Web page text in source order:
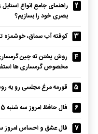
2
راهنمای جامع انواع
بصری خود را بسازیم؟
3
کوفته آب سماق، خوشمزه
4
روش پختن ته چین
مخصوص گرمساری ها
5
قورمه مرغ مجلسی رو به
6
فال حافظ امروز سه شنبه 5 اسفند 1404
7
فال عشق و احساس امروز سه شنبه 5